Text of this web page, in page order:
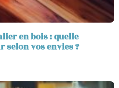
en bois : quelle
vos envies ?